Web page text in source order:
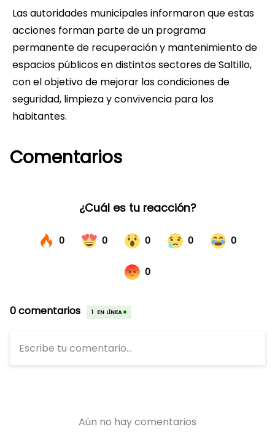
Las autoridades municipales informaron que estas
acciones forman parte de un programa
permanente de recuperación y mantenimiento de
espacios públicos en distintos sectores de Saltillo,
con el objetivo de mejorar las condiciones de
seguridad, limpieza y convivencia para los
habitantes.
Comentarios